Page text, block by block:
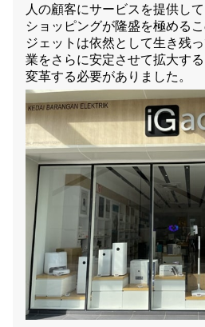
人の顧客にサービスを提供し
ショッピングが隆盛を極める
ジェットは依然として生き残
業をさらに安定させて拡大す
変革する必要がありました。